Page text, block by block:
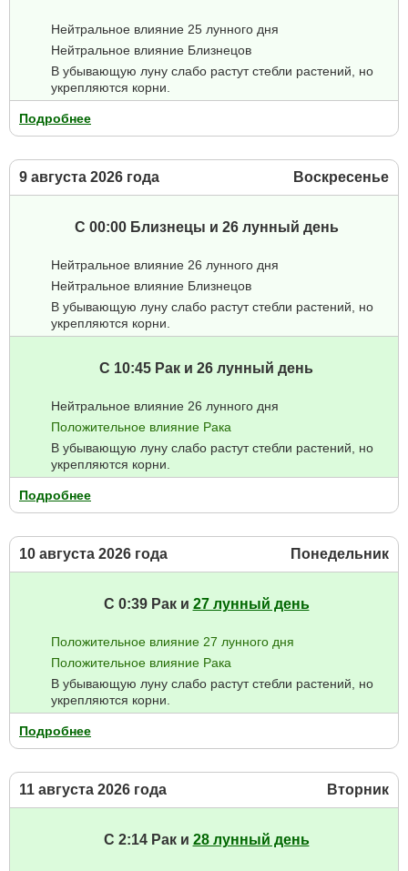
Нейтральное влияние 25 лунного дня
Нейтральное влияние Близнецов
В убывающую луну слабо растут стебли растений, но
укрепляются корни.
Подробнее
Воскресенье
9 августа 2026 года
С 00:00 Близнецы и 26 лунный день
Нейтральное влияние 26 лунного дня
Нейтральное влияние Близнецов
В убывающую луну слабо растут стебли растений, но
укрепляются корни.
С 10:45 Рак и 26 лунный день
Нейтральное влияние 26 лунного дня
Положительное влияние Рака
В убывающую луну слабо растут стебли растений, но
укрепляются корни.
Подробнее
Понедельник
10 августа 2026 года
С 0:39 Рак и 27 лунный день
Положительное влияние 27 лунного дня
Положительное влияние Рака
В убывающую луну слабо растут стебли растений, но
укрепляются корни.
Подробнее
Вторник
11 августа 2026 года
С 2:14 Рак и 28 лунный день